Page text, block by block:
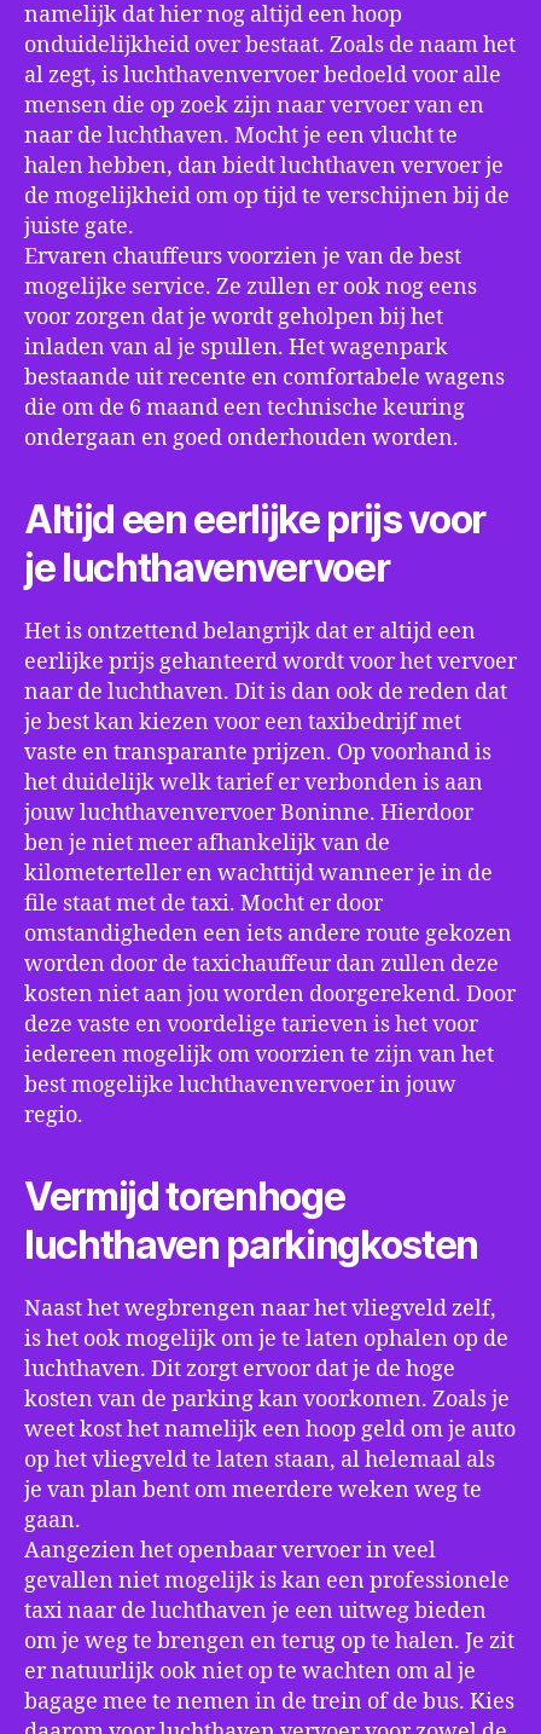
namelijk dat hier nog altijd een hoop
onduidelijkheid over bestaat. Zoals de naam het
al zegt, is luchthavenvervoer bedoeld voor alle
mensen die op zoek zijn naar vervoer van en
naar de luchthaven. Mocht je een vlucht te
halen hebben, dan biedt luchthaven vervoer je
de mogelijkheid om op tijd te verschijnen bij de
juiste gate.
Ervaren chauffeurs voorzien je van de best
mogelijke service. Ze zullen er ook nog eens
voor zorgen dat je wordt geholpen bij het
inladen van al je spullen. Het wagenpark
bestaande uit recente en comfortabele wagens
die om de 6 maand een technische keuring
ondergaan en goed onderhouden worden.
Altijd een eerlijke prijs voor
je luchthavenvervoer
Het is ontzettend belangrijk dat er altijd een
eerlijke prijs gehanteerd wordt voor het vervoer
naar de luchthaven. Dit is dan ook de reden dat
je best kan kiezen voor een taxibedrijf met
vaste en transparante prijzen. Op voorhand is
het duidelijk welk tarief er verbonden is aan
jouw luchthavenvervoer Boninne. Hierdoor
ben je niet meer afhankelijk van de
kilometerteller en wachttijd wanneer je in de
file staat met de taxi. Mocht er door
omstandigheden een iets andere route gekozen
worden door de taxichauffeur dan zullen deze
kosten niet aan jou worden doorgerekend. Door
deze vaste en voordelige tarieven is het voor
iedereen mogelijk om voorzien te zijn van het
best mogelijke luchthavenvervoer in jouw
regio.
Vermijd torenhoge
luchthaven parkingkosten
Naast het wegbrengen naar het vliegveld zelf,
is het ook mogelijk om je te laten ophalen op de
luchthaven. Dit zorgt ervoor dat je de hoge
kosten van de parking kan voorkomen. Zoals je
weet kost het namelijk een hoop geld om je auto
op het vliegveld te laten staan, al helemaal als
je van plan bent om meerdere weken weg te
gaan.
Aangezien het openbaar vervoer in veel
gevallen niet mogelijk is kan een professionele
taxi naar de luchthaven je een uitweg bieden
om je weg te brengen en terug op te halen. Je zit
er natuurlijk ook niet op te wachten om al je
bagage mee te nemen in de trein of de bus. Kies